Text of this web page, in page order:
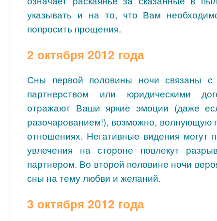
указывать и на то, что Вам
попросить прощения.
2 октября 2012 года
Сны первой половины ночи связаны с
партнерством или юридическими
отражают Ваши яркие эмоции (даже
разочарованием!), возможно, волнующую
отношениях. Негативные видения могут
увлечения на стороне повлекут
партнером. Во второй половине ночи
сны на тему любви и желаний.
3 октября 2012 года